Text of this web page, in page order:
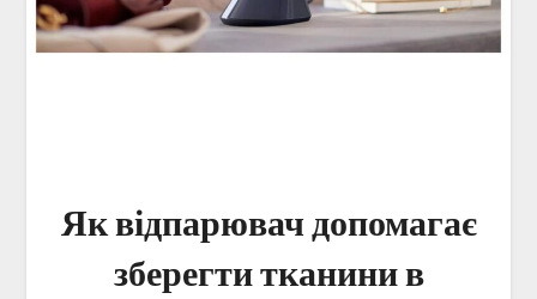
Як відпарювач допомагає
зберегти тканини в